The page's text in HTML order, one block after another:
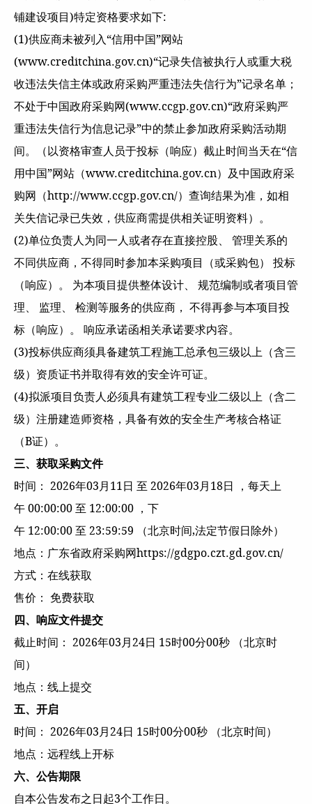
铺建设项目)特定资格要求如下:
(1)供应商未被列入“信用中国”网站
(www.creditchina.gov.cn)“记录失信被执行人或重大税
收违法失信主体或政府采购严重违法失信行为”记录名单；
不处于中国政府采购网(www.ccgp.gov.cn)“政府采购严
重违法失信行为信息记录”中的禁止参加政府采购活动期
间。（以资格审查人员于投标（响应）截止时间当天在“信
用中国”网站（www.creditchina.gov.cn）及中国政府采
购网（http://www.ccgp.gov.cn/）查询结果为准，如相
关失信记录已失效，供应商需提供相关证明资料）。
(2)单位负责人为同一人或者存在直接控股、 管理关系的
不同供应商，不得同时参加本采购项目（或采购包） 投标
（响应）。 为本项目提供整体设计、 规范编制或者项目管
理、 监理、 检测等服务的供应商， 不得再参与本项目投
标（响应）。 响应承诺函相关承诺要求内容。
(3)投标供应商须具备建筑工程施工总承包三级以上（含三
级）资质证书并取得有效的安全许可证。
(4)拟派项目负责人必须具有建筑工程专业二级以上（含二
级）注册建造师资格，具备有效的安全生产考核合格证
（B证）。
三、获取采购文件
时间： 2026年03月11日 至 2026年03月18日 ，每天上
午 00:00:00 至 12:00:00 ，下
午 12:00:00 至 23:59:59 （北京时间,法定节假日除外）
地点：广东省政府采购网https://gdgpo.czt.gd.gov.cn/
方式：在线获取
售价： 免费获取
四、响应文件提交
截止时间： 2026年03月24日 15时00分00秒 （北京时
间）
地点：线上提交
五、开启
时间： 2026年03月24日 15时00分00秒 （北京时间）
地点：远程线上开标
六、公告期限
自本公告发布之日起3个工作日。